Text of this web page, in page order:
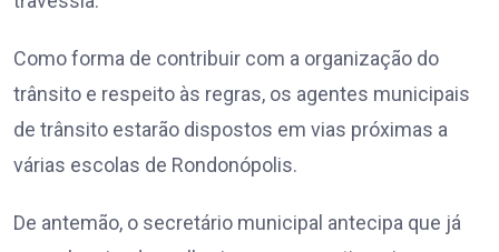
Como forma de contribuir com a organização do
trânsito e respeito às regras, os agentes municipais
de trânsito estarão dispostos em vias próximas a
várias escolas de Rondonópolis.
De antemão, o secretário municipal antecipa que já